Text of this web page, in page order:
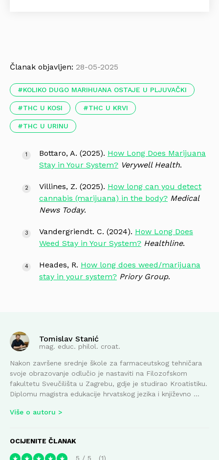
Članak objavljen: 28-05-2025
KOLIKO DUGO MARIHUANA OSTAJE U PLJUVAČKI
THC U KOSI THC U KRVI
THC U URINU
Bottaro, A. (2025). How Long Does Marijuana
Stay in Your System? Verywell Health.
Villines, Z. (2025). How long can you detect
cannabis (marijuana) in the body? Medical
News Today.
Vandergriendt. C. (2024). How Long Does
Weed Stay in Your System? Healthline.
Heades, R. How long does weed/marijuana
stay in your system? Priory Group.
Tomislav Stanić
mag. educ. philol. croat.
Nakon završene srednje škole za farmaceutskog tehničara
svoje obrazovanje odlučio je nastaviti na Filozofskom
fakultetu Sveučilišta u Zagrebu, gdje je studirao Kroatistiku.
Diplomu magistra edukacije hrvatskog jezika i književno ...
Više o autoru
OCIJENITE ČLANAK
5 / 5 1